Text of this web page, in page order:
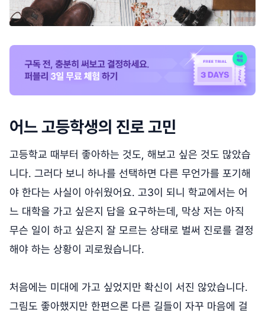
어느 고등학생의 진로 고민
고등학교 때부터 좋아하는 것도, 해보고 싶은 것도 많았습
니다. 그러다 보니 하나를 선택하면 다른 무언가를 포기해
야 한다는 사실이 아쉬웠어요. 고3이 되니 학교에서는 어
느 대학을 가고 싶은지 답을 요구하는데, 막상 저는 아직
무슨 일이 하고 싶은지 잘 모르는 상태로 벌써 진로를 결정
해야 하는 상황이 괴로웠습니다.
처음에는 미대에 가고 싶었지만 확신이 서진 않았습니다.
그림도 좋아했지만 한편으론 다른 길들이 자꾸 마음에 걸